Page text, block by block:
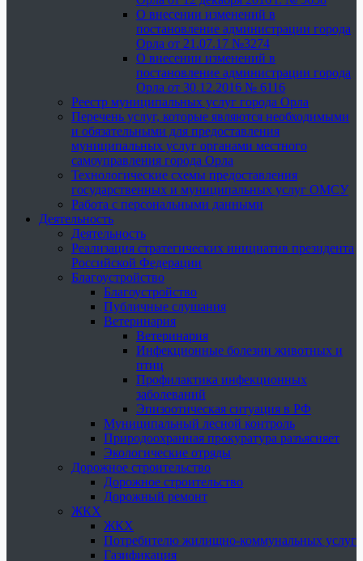
О внесении изменений в
постановление администрации города
Орла от 21.07.17 №3274
О внесении изменений в
постановление администрации города
Орла от 30.12.2016 № 6116
Реестр муниципальных услуг города Орла
Перечень услуг, которые являются необходимыми
и обязательными для предоставления
муниципальных услуг органами местного
самоуправления города Орла
Технологические схемы предоставления
государственных и муниципальных услуг ОМСУ
Работа с персональными данными
Деятельность
Деятельность
Реализация стратегических инициатив президента
Российской Федерации
Благоустройство
Благоустройство
Публичные слушания
Ветеринария
Ветеринария
Инфекционные болезни животных и
птиц
Профилактика инфекционных
заболеваний
Эпизоотическая ситуация в РФ
Муниципальный лесной контроль
Природоохранная прокуратура разъясняет
Экологические отряды
Дорожное строительство
Дорожное строительство
Дорожный ремонт
ЖКХ
ЖКХ
Потребителю жилищно-коммунальных услуг
Газификация